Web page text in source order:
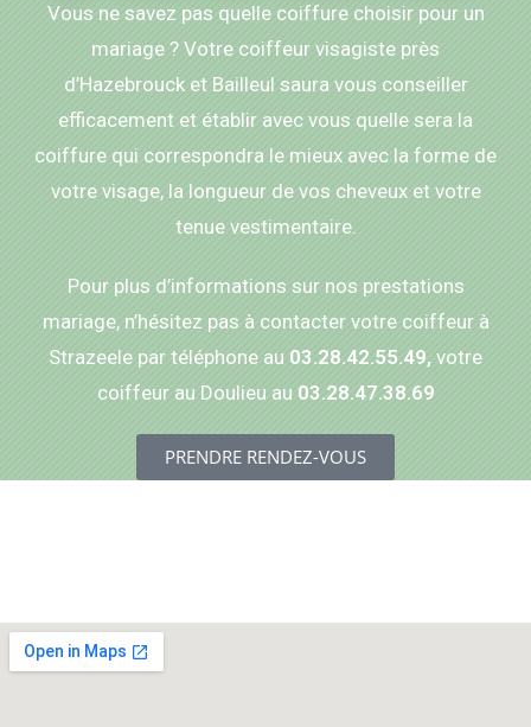
Vous ne savez pas quelle coiffure choisir pour un
mariage ? Votre coiffeur visagiste près
d’Hazebrouck et Bailleul saura vous conseiller
efficacement et établir avec vous quelle sera la
coiffure qui correspondra le mieux avec la forme de
votre visage, la longueur de vos cheveux et votre
tenue vestimentaire.
Pour plus d’informations sur nos prestations
mariage, n’hésitez pas à contacter votre coiffeur à
Strazeele par téléphone au 03.28.42.55.49, votre
coiffeur au Doulieu au 03.28.47.38.69
PRENDRE RENDEZ-VOUS